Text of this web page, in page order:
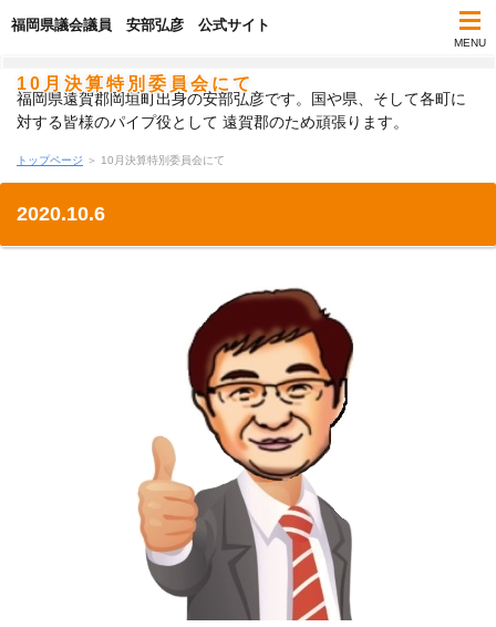
福岡県議会議員 安部弘彦 公式サイト
MENU
10月決算特別委員会にて
福岡県遠賀郡岡垣町出身の安部弘彦です。国や県、そして各町に
対する皆様のパイプ役として 遠賀郡のため頑張ります。
トップページ ＞ 10月決算特別委員会にて
2020.10.6